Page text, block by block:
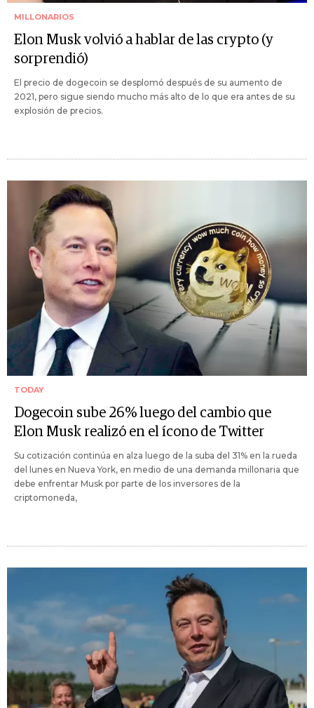
MILLONARIOS
Elon Musk volvió a hablar de las crypto (y
sorprendió)
El precio de dogecoin se desplomó después de su aumento de
2021, pero sigue siendo mucho más alto de lo que era antes de su
explosión de precios.
TODAY
Dogecoin sube 26% luego del cambio que
Elon Musk realizó en el ícono de Twitter
Su cotización continúa en alza luego de la suba del 31% en la rueda
del lunes en Nueva York, en medio de una demanda millonaria que
debe enfrentar Musk por parte de los inversores de la
criptomoneda,